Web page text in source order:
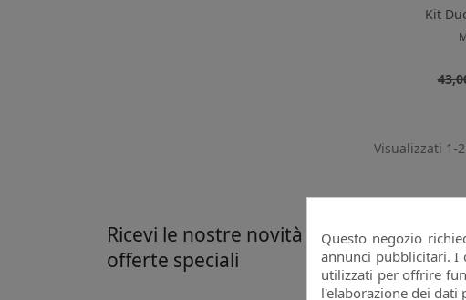
Kit
Visualizzati 1-
Ricevi le nostre novità e le
offerte speciali
Puoi
contatto nelle
Questo negozio
annunci pubblicitari. I
utilizzati per offrire
l'elaborazione dei dati